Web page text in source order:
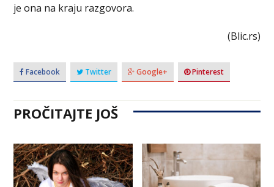
je ona na kraju razgovora.
(Blic.rs)
Facebook Twitter Google+ Pinterest
PROČITAJTE JOŠ